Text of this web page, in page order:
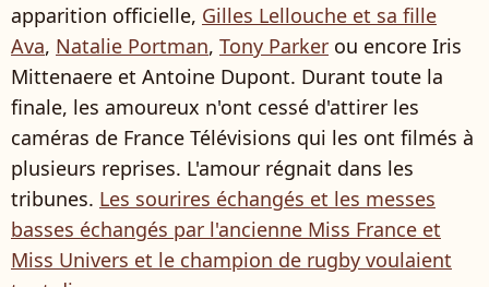
apparition officielle, Gilles Lellouche et sa fille
Ava, Natalie Portman, Tony Parker ou encore Iris
Mittenaere et Antoine Dupont. Durant toute la
finale, les amoureux n'ont cessé d'attirer les
caméras de France Télévisions qui les ont filmés à
plusieurs reprises. L'amour régnait dans les
tribunes. Les sourires échangés et les messes
basses échangés par l'ancienne Miss France et
Miss Univers et le champion de rugby voulaient